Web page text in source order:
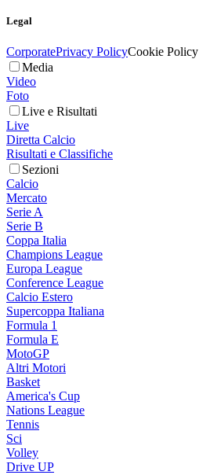
Legal
CorporatePrivacy PolicyCookie Policy
Media
Video
Foto
Live e Risultati
Live
Diretta Calcio
Risultati e Classifiche
Sezioni
Calcio
Mercato
Serie A
Serie B
Coppa Italia
Champions League
Europa League
Conference League
Calcio Estero
Supercoppa Italiana
Formula 1
Formula E
MotoGP
Altri Motori
Basket
America's Cup
Nations League
Tennis
Sci
Volley
Drive UP